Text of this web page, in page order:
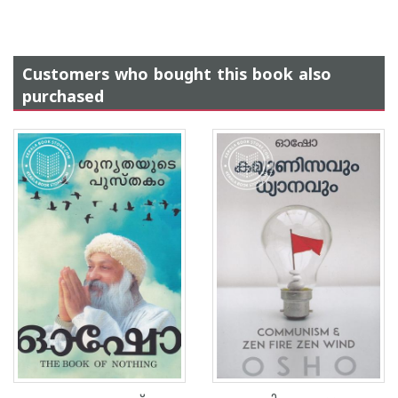
Customers who bought this book also
purchased